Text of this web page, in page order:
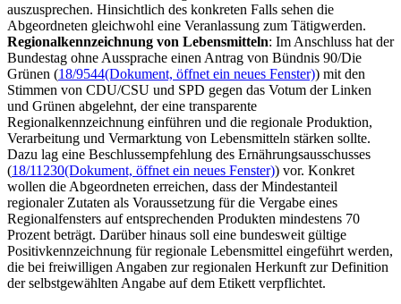
auszusprechen. Hinsichtlich des konkreten Falls sehen die
Abgeordneten gleichwohl eine Veranlassung zum Tätigwerden.
Regionalkennzeichnung von Lebensmitteln: Im Anschluss hat der
Bundestag ohne Aussprache einen Antrag von Bündnis 90/Die
Grünen (18/9544(Dokument, öffnet ein neues Fenster)) mit den
Stimmen von CDU/CSU und SPD gegen das Votum der Linken
und Grünen abgelehnt, der eine transparente
Regionalkennzeichnung einführen und die regionale Produktion,
Verarbeitung und Vermarktung von Lebensmitteln stärken sollte.
Dazu lag eine Beschlussempfehlung des Ernährungsausschusses
(18/11230(Dokument, öffnet ein neues Fenster)) vor. Konkret
wollen die Abgeordneten erreichen, dass der Mindestanteil
regionaler Zutaten als Voraussetzung für die Vergabe eines
Regionalfensters auf entsprechenden Produkten mindestens 70
Prozent beträgt. Darüber hinaus soll eine bundesweit gültige
Positivkennzeichnung für regionale Lebensmittel eingeführt werden,
die bei freiwilligen Angaben zur regionalen Herkunft zur Definition
der selbstgewählten Angabe auf dem Etikett verpflichtet.